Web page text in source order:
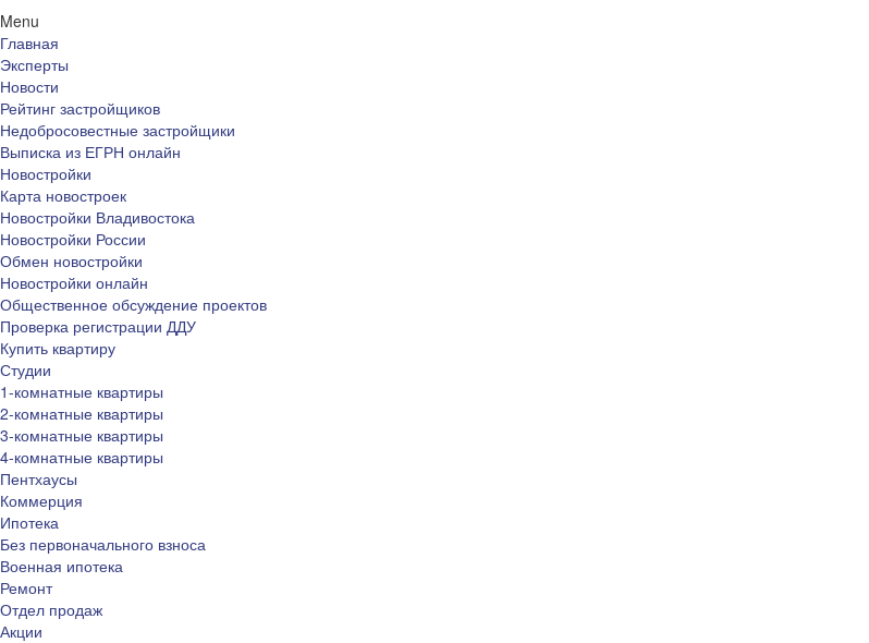
Menu
Главная
Эксперты
Новости
Рейтинг застройщиков
Недобросовестные застройщики
Выписка из ЕГРН онлайн
Новостройки
Карта новостроек
Новостройки Владивостока
Новостройки России
Обмен новостройки
Новостройки онлайн
Общественное обсуждение проектов
Проверка регистрации ДДУ
Купить квартиру
Студии
1-комнатные квартиры
2-комнатные квартиры
3-комнатные квартиры
4-комнатные квартиры
Пентхаусы
Коммерция
Ипотека
Без первоначального взноса
Военная ипотека
Ремонт
Отдел продаж
Акции